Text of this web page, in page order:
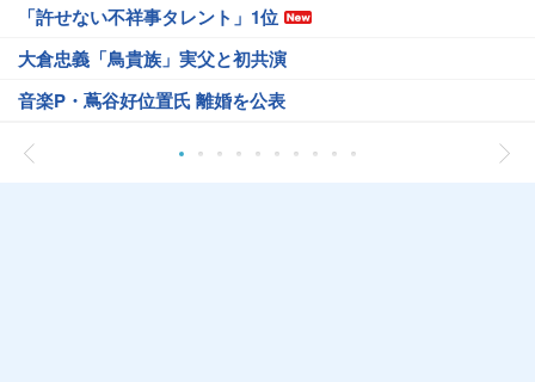
「許せない不祥事タレント」1位
大倉忠義「鳥貴族」実父と初共演
音楽P・蔦谷好位置氏 離婚を公表